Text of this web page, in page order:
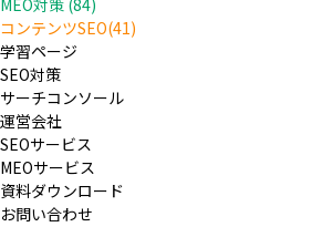
MEO対策 (84)
コンテンツSEO(41)
学習ページ
SEO対策
サーチコンソール
運営会社
SEOサービス
MEOサービス
資料ダウンロード
お問い合わせ